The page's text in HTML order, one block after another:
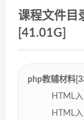
课程文件目
[41.01G]
php教辅材料
HTML
HTML